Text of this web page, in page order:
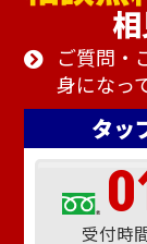
ご質問・
身になっ
タッ
受付時